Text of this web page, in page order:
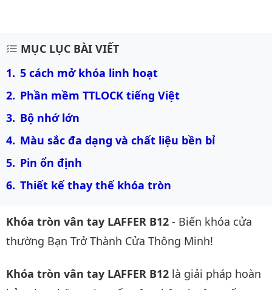
Mô tả chi tiết sản phẩm
MỤC LỤC BÀI VIẾT
5 cách mở khóa linh hoạt
Phần mềm TTLOCK tiếng Việt
Bộ nhớ lớn
Màu sắc đa dạng và chất liệu bền bỉ
Pin ổn định
Thiết kế thay thế khóa tròn
Khóa tròn vân tay LAFFER B12 - Biến khóa cửa
thường Bạn Trở Thành Cửa Thông Minh!
Khóa tròn vân tay LAFFER B12 là giải pháp hoàn